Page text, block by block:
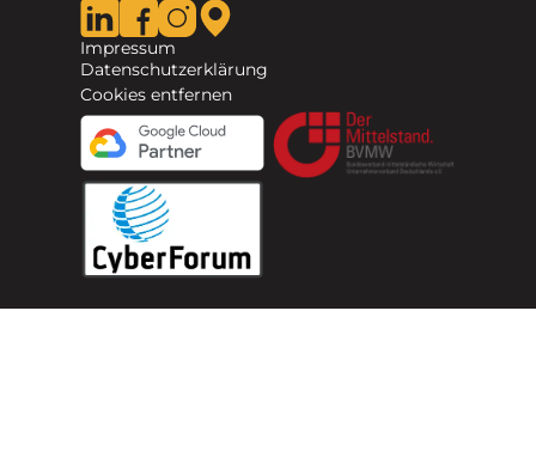
Impressum
Datenschutzerklärung
Cookies entfernen